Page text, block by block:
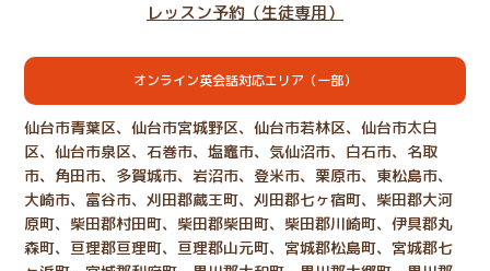
レッスン予約（生徒専用）
オンライン英会話対応エリア（一部）
仙台市青葉区、仙台市宮城野区、仙台市若林区、仙台市太白
区、仙台市泉区、石巻市、塩竈市、気仙沼市、白石市、名取
市、角田市、多賀城市、岩沼市、登米市、栗原市、東松島市、
大崎市、富谷市、刈田郡蔵王町、刈田郡七ヶ宿町、柴田郡大河
原町、柴田郡村田町、柴田郡柴田町、柴田郡川崎町、伊具郡丸
森町、亘理郡亘理町、亘理郡山元町、宮城郡松島町、宮城郡七